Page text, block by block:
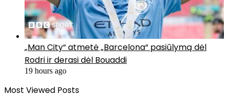
„Man City“ atmetė „Barcelona“ pasiūlymą dėl
Rodri ir derasi dėl Bouaddi
19 hours ago
Most Viewed Posts